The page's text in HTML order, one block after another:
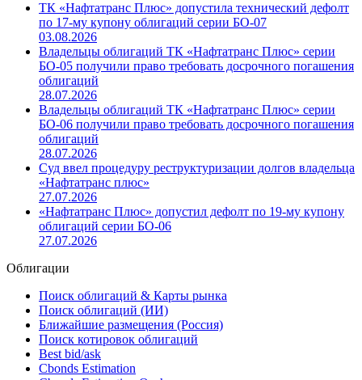
ТК «Нафтатранс Плюс» допустила технический дефолт
по 17-му купону облигаций серии БО-07
03.08.2026
Владельцы облигаций ТК «Нафтатранс Плюс» серии
БО-05 получили право требовать досрочного погашения
облигаций
28.07.2026
Владельцы облигаций ТК «Нафтатранс Плюс» серии
БО-06 получили право требовать досрочного погашения
облигаций
28.07.2026
Суд ввел процедуру реструктуризации долгов владельца
«Нафтатранс плюс»
27.07.2026
«Нафтатранс Плюс» допустил дефолт по 19-му купону
облигаций серии БО-06
27.07.2026
Облигации
Поиск облигаций & Карты рынка
Поиск облигаций (ИИ)
Ближайшие размещения (Россия)
Поиск котировок облигаций
Best bid/ask
Cbonds Estimation